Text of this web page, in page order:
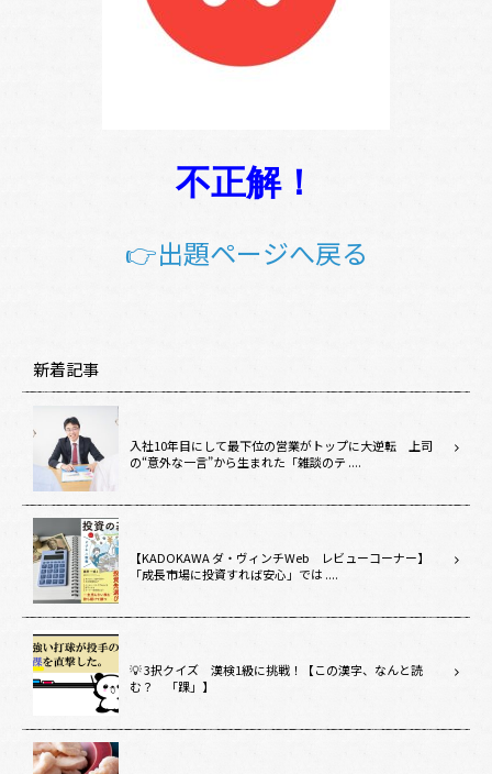
不正解！
👉出題ページへ戻る
新着記事
入社10年目にして最下位の営業がトップに大逆転 上司
の“意外な一言”から生まれた「雑談のテ ....
【KADOKAWA ダ・ヴィンチWeb レビューコーナー】
「成長市場に投資すれば安心」では ....
💡 3択クイズ 漢検1級に挑戦！【この漢字、なんと読
む？ 「踝」】